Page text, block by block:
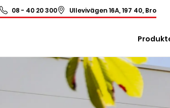
08 - 40 20 300 Ullevivägen 16A, 197 40, Bro